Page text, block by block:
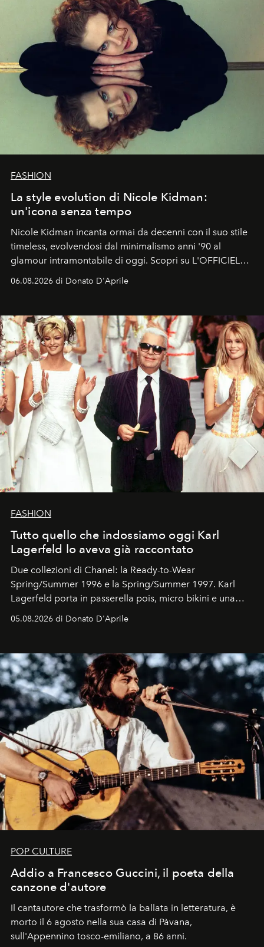
FASHION
La style evolution di Nicole Kidman:
un'icona senza tempo
Nicole Kidman incanta ormai da decenni con il suo stile
timeless, evolvendosi dal minimalismo anni '90 al
glamour intramontabile di oggi. Scopri su L'OFFICIEL
Italia la sua style evolution.
06.08.2026 di Donato D'Aprile
FASHION
Tutto quello che indossiamo oggi Karl
Lagerfeld lo aveva già raccontato
Due collezioni di Chanel: la Ready-to-Wear
Spring/Summer 1996 e la Spring/Summer 1997. Karl
Lagerfeld porta in passerella pois, micro bikini e una
logomania pensata per la spiaggia
Kate, Claudia e Carla una dietro l'altra. Trent'anni dopo,
uno dei documenti più contemporanei che abbiamo.
05.08.2026 di Donato D'Aprile
POP CULTURE
Addio a Francesco Guccini, il poeta della
canzone d'autore
Il cantautore che trasformò la ballata in letteratura, è
morto il 6 agosto nella sua casa di Pàvana,
sull'Appennino tosco-emiliano, a 86 anni.